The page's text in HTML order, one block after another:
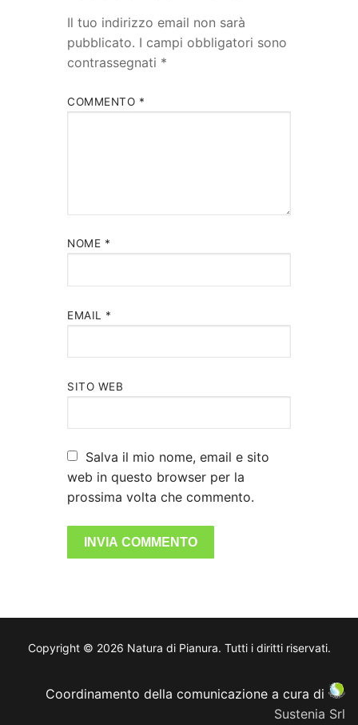
Il tuo indirizzo email non sarà
pubblicato. I campi obbligatori sono
contrassegnati *
COMMENTO *
NOME *
EMAIL *
SITO WEB
Salva il mio nome, email e sito
web in questo browser per la
prossima volta che commento.
Copyright © 2026 Natura di Pianura. Tutti i diritti riservati.
Coordinamento della comunicazione a cura di
Sustenia Srl